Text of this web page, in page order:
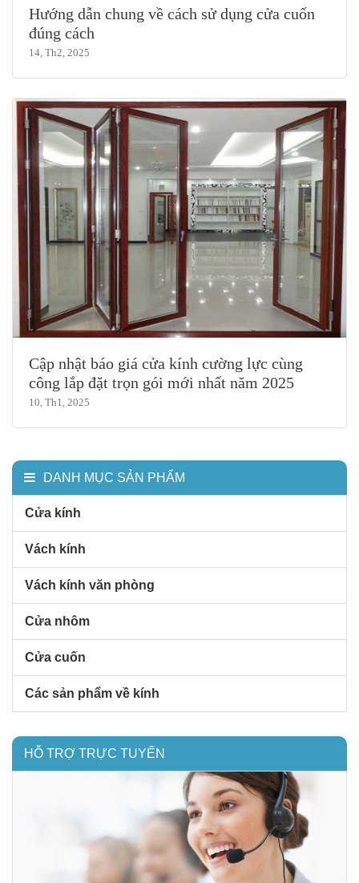
Hướng dẫn chung về cách sử dụng cửa cuốn
đúng cách
14, Th2, 2025
Cập nhật báo giá cửa kính cường lực cùng
công lắp đặt trọn gói mới nhất năm 2025
10, Th1, 2025
DANH MỤC SẢN PHẨM
Cửa kính
Vách kính
Vách kính văn phòng
Cửa nhôm
Cửa cuốn
Các sản phẩm về kính
HỖ TRỢ TRỰC TUYẾN